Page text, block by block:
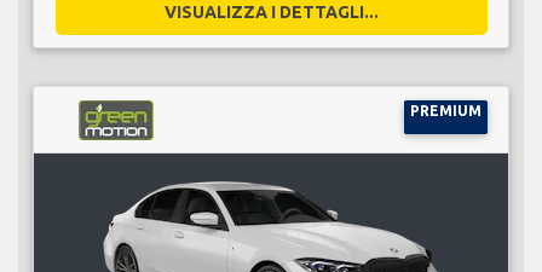
VISUALIZZA I DETTAGLI...
PREMIUM